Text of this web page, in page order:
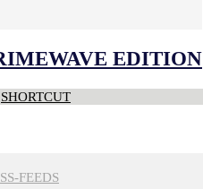
EDITION
SHORTCUT
FEEDS